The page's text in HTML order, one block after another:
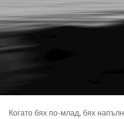
Когато бях по-млад, бях